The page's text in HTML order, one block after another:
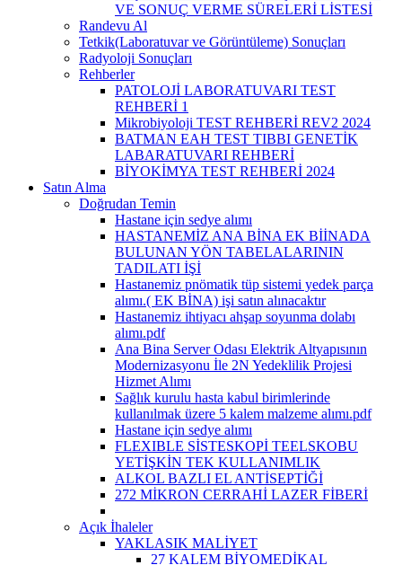
VE SONUÇ VERME SÜRELERİ LİSTESİ
Randevu Al
Tetkik(Laboratuvar ve Görüntüleme) Sonuçları
Radyoloji Sonuçları
Rehberler
PATOLOJİ LABORATUVARI TEST
REHBERİ 1
Mikrobiyoloji TEST REHBERİ REV2 2024
BATMAN EAH TEST TIBBI GENETİK
LABARATUVARI REHBERİ
BİYOKİMYA TEST REHBERİ 2024
Satın Alma
Doğrudan Temin
Hastane için sedye alımı
HASTANEMİZ ANA BİNA EK BİİNADA
BULUNAN YÖN TABELALARININ
TADILATI İŞİ
Hastanemiz pnömatik tüp sistemi yedek parça
alımı.( EK BİNA) işi satın alınacaktır
Hastanemiz ihtiyacı ahşap soyunma dolabı
alımı.pdf
Ana Bina Server Odası Elektrik Altyapısının
Modernizasyonu İle 2N Yedeklilik Projesi
Hizmet Alımı
Sağlık kurulu hasta kabul birimlerinde
kullanılmak üzere 5 kalem malzeme alımı.pdf
Hastane için sedye alımı
FLEXIBLE SİSTESKOPİ TEELSKOBU
YETİŞKİN TEK KULLANIMLIK
ALKOL BAZLI EL ANTİSEPTİĞİ
272 MİKRON CERRAHİ LAZER FİBERİ
Açık İhaleler
YAKLASIK MALİYET
27 KALEM BİYOMEDİKAL